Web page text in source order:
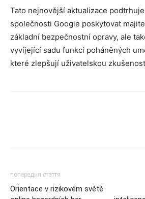
Tato nejnovější aktualizace
společnosti Google poskytovat
základní bezpečnostní opravy, ale
vyvíjející sadu funkcí poháněných
které zlepšují uživatelskou
попередня стаття
Orientace v rizikovém světě